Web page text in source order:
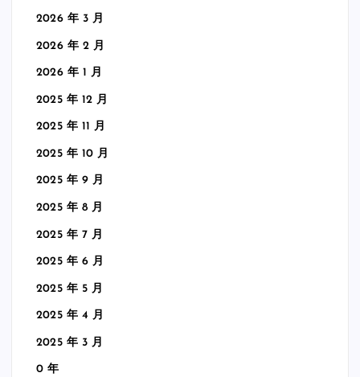
2026 年 3 月
2026 年 2 月
2026 年 1 月
2025 年 12 月
2025 年 11 月
2025 年 10 月
2025 年 9 月
2025 年 8 月
2025 年 7 月
2025 年 6 月
2025 年 5 月
2025 年 4 月
2025 年 3 月
0 年